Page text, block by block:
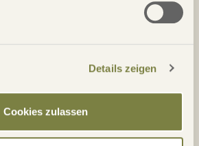
Details zeigen
Cookies zulassen
3. Kontaktaufnahme